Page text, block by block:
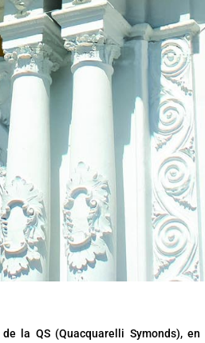
la QS (Quacquarelli Symonds),